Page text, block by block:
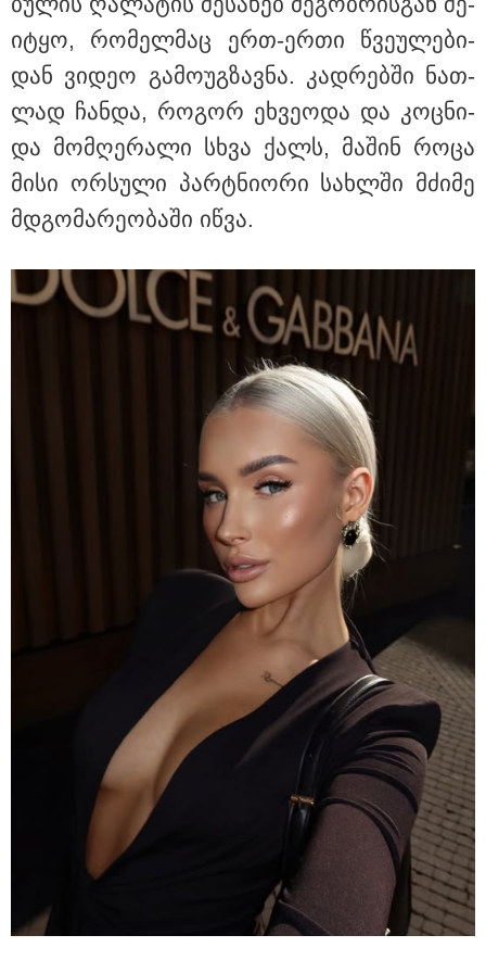
18:51 / 08-08-2026
"ზურგს უკან ლაჩრულად მომეპარნენ და თავს
დამესხნენ - ასფალტზე თავი მრავალჯერ
დამარტყმევინეს, მირტყეს მუშტები" - რას ჰყვება
კურიერი, რომელსაც არასრულწლოვანები სასტიკად
17:13 / 08-08-2026
"დასავლეთმა საქართველო ჩვენ წინააღმდეგ
გეოპოლიტიკური ბრძოლის უგუნურ იარაღად
გამოიყენა" - დიმიტრი მედვედევი
ი­ტყო, რო­მელ­მაც ერთ-ერთი წვე­უ­ლე­ბი­
დან ვი­დეო გა­მო­უგ­ზავ­ნა. კად­რებ­ში ნათ­
ლად ჩან­და, რო­გორ ეხ­ვე­ო­და და კოც­ნი­
და მომ­ღე­რა­ლი სხვა ქალს, მა­შინ როცა
მისი ორ­სუ­ლი პარტნი­ო­რი სახ­ლში მძი­მე
მდგო­მა­რე­ო­ბა­ში იწვა.